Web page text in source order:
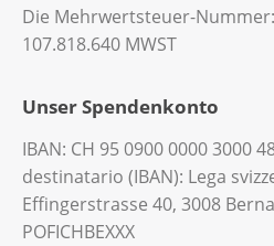
Die Mehrwertsteuer-Nummer:
107.818.640 MWST
Unser Spendenkonto
IBAN: CH 95 0900 0000 3000
destinatario (IBAN): Lega
Effingerstrasse 40, 3008
POFICHBEXXX